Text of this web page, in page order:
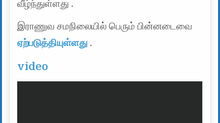
வீழ்ந்துள்ளது .
இராணுவ சமநிலையில் பெரும் பின்னடைவை
ஏற்படுத்தியுள்ளது .
video